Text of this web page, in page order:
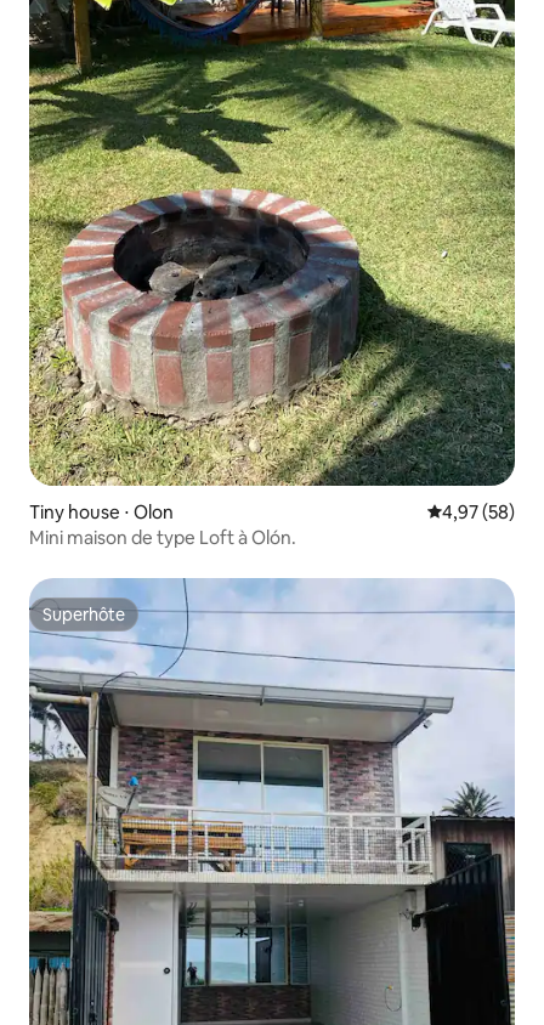
Tiny house ⋅ Olon Évaluation
4,97 (58)
Mini maison de type Loft à Olón.
Superhôte
Superhôte